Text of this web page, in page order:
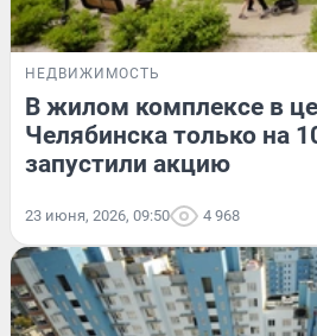
НЕДВИЖИМОСТЬ
В жилом комплексе в
Челябинска только на
запустили акцию
23 июня, 2026, 09:50 4 968